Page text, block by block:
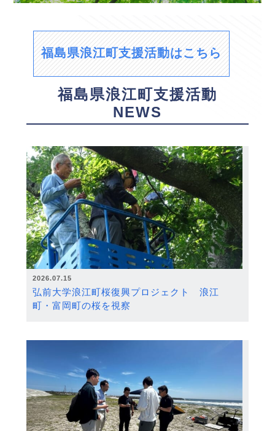
福島県浪江町支援活動はこちら
福島県浪江町支援活動
NEWS
2026.07.15
弘前大学浪江町桜復興プロジェクト 浪江
町・富岡町の桜を視察